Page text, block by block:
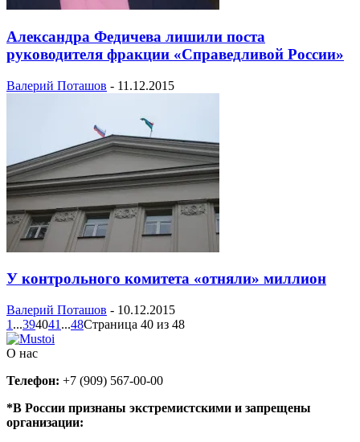
Александра Федичева лишили поста
руководителя фракции «Справедливой России»
Валерий Поташов - 11.12.2015
У контрольного комитета «отняли» миллион
Валерий Поташов - 10.12.2015
1 ...394041 ...48Страница 40 из 48
О нас
Телефон: +7 (909) 567-00-00
*В России признаны экстремистскими и запрещены
организации: